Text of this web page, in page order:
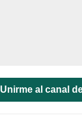
Unirme al canal